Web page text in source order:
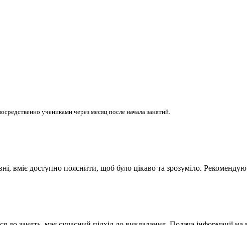
учениками через месяц после начала занятий.
вміє доступно пояснити, щоб було цікаво та зрозуміло.